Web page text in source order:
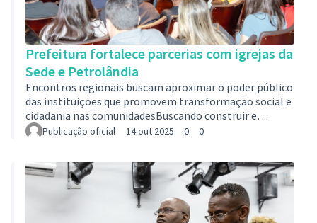
Prefeitura fortalece parcerias com igrejas da
Sede e Petrolândia
Encontros regionais buscam aproximar o poder público
das instituições que promovem transformação social e
cidadania nas comunidadesBuscando construir e
fortalecer laços que contribuem com o trabalho social
(13/10), com pastores das regiões Sede e Petrolândia. O
encontro, no auditório da Prefeitura, foi uma
oportunidade para apresentar as políticas públicas
oferecidas pela gestão que podem colabo…
Publicação oficial 14 out 2025 0 0